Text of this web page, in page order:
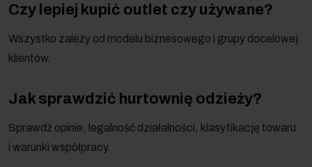
Czy lepiej kupić outlet czy używane?
Wszystko zależy od modelu biznesowego i grupy docelowej
klientów.
Jak sprawdzić hurtownię odzieży?
Sprawdź opinie, legalność działalności, klasyfikację towaru
i warunki współpracy.